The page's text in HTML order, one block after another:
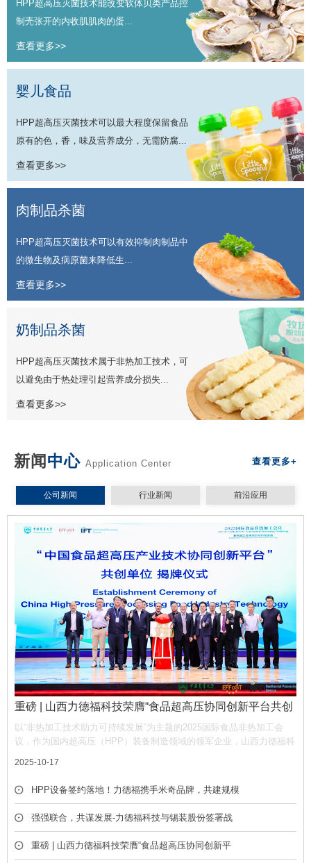
HPP超高压灭菌技术能改变软体贝类产品控
制壳张开的内收肌肌肉的蛋...
查看更多>>
婴儿食品
HPP超高压灭菌技术可以最大程度保留食品
原有的色，香，味及营养成分，无需防腐...
查看更多>>
肉制品杀菌
HPP超高压灭菌技术可以有效抑制肉制品中
的微生物及病原菌来降低生...
查看更多>>
奶制品杀菌
HPP超高压灭菌技术属于非热加工技术，可
以避免由于热处理引起营养成分损失...
查看更多>>
新闻中心 Application Center 查看更多+
公司新闻 行业新闻 前沿应用
重磅 | 山西力德福科技荣膺“食品超高压协同创新平台共创
单位”，携手产业链共筑非热加工新生态
以“非热加工技术助力可持续发展”为主题的2025国际食品非热加工会
议，作为国内超高压（HPP）装备制造领域的领军企业，山西力德福科
号，彰显了公司在推动超高压技术产业化中的核心作用。
2025-10-17
HPP设备签约落地！力德福携手米奇品牌，共建规模
化冷榨饮品产线
强强联合，共谋发展-力德福科技与锡装股份签署战
略合作框架协议
重磅 | 山西力德福科技荣膺“食品超高压协同创新平